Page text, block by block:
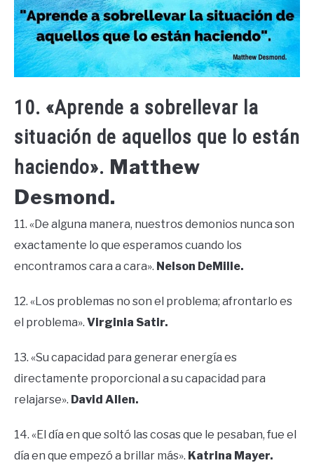
10. «Aprende a sobrellevar la
situación de aquellos que lo están
haciendo». Matthew
Desmond.
11. «De alguna manera, nuestros demonios nunca son
exactamente lo que esperamos cuando los
encontramos cara a cara». Nelson DeMille.
12. «Los problemas no son el problema; afrontarlo es
el problema». Virginia Satir.
13. «Su capacidad para generar energía es
directamente proporcional a su capacidad para
relajarse». David Allen.
14. «El día en que soltó las cosas que le pesaban, fue el
día en que empezó a brillar más». Katrina Mayer.